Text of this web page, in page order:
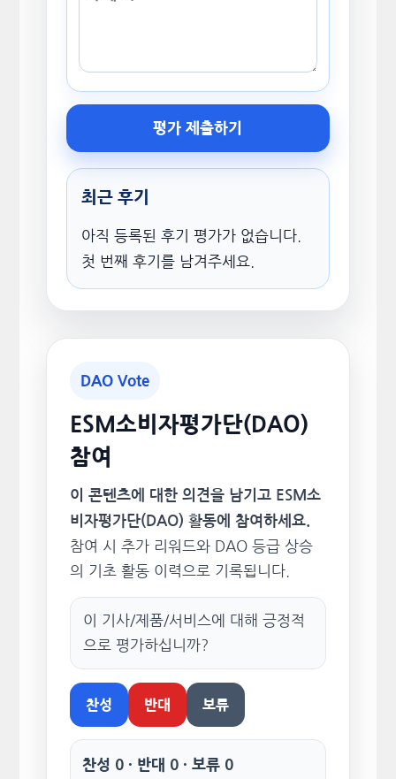
평가 제출하기
최근 후기
아직 등록된 후기 평가가 없습니다.
첫 번째 후기를 남겨주세요.
DAO Vote
ESM소비자평가단(DAO)
참여
이 콘텐츠에 대한 의견을 남기고 ESM소
비자평가단(DAO) 활동에 참여하세요.
참여 시 추가 리워드와 DAO 등급 상승
의 기초 활동 이력으로 기록됩니다.
이 기사/제품/서비스에 대해 긍정적
으로 평가하십니까?
찬성 반대 보류
찬성 0 · 반대 0 · 보류 0